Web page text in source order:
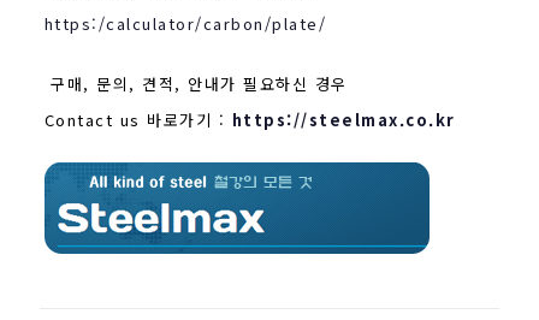
https:/calculator/carbon/plate/
구매, 문의, 견적, 안내가 필요하신 경우
Contact us 바로가기 : https://steelmax.co.kr